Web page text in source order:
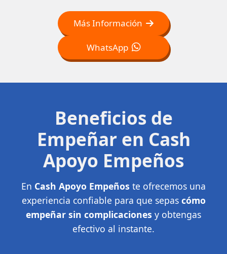
Más Información
WhatsApp
Beneficios de
Empeñar en Cash
Apoyo Empeños
En Cash Apoyo Empeños te ofrecemos una
experiencia confiable para que sepas cómo
empeñar sin complicaciones y obtengas
efectivo al instante.